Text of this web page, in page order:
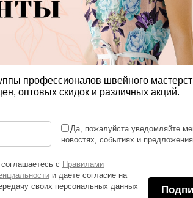
профессионалов швейного
оптовых скидок и различных акций.
Да, пожалуйста уведомляйте
новостях, событиях и
с Правилами
и даете согласие на
своих персональных данных